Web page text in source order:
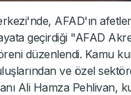
AFAD'ın
geçirdiği "AFAD
düzenlendi. Kamu
ve özel
Ali Hamza Pehlivan,